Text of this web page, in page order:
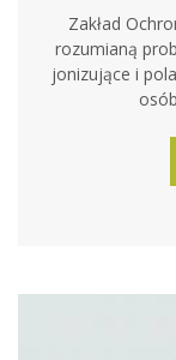
Zakład
rozumianą
jonizujące i